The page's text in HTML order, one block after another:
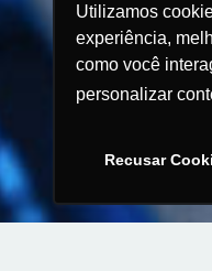
Utilizamos
experiência,
como você
personalizar
Recusar